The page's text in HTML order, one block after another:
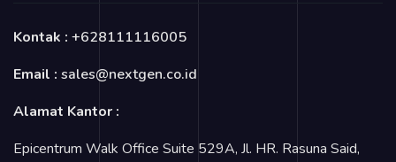
Kontak : +628111116005
Email : sales@nextgen.co.id
Alamat Kantor :
Epicentrum Walk Office Suite 529A, Jl. HR. Rasuna Said,